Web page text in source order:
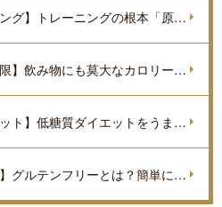
【ボディメイク｜トレーニング】トレーニングの根本「原理原則」を理解しよう。
【ダイエット｜カロリー制限】飲み物にも莫大なカロリーがあるのをご存知ですか？
【ケトジャニック｜ダイエット】低糖質ダイエットをうまく進めていくポイントを解説
【ボディメイク｜食事知識】グルテンフリーとは？簡単に解説